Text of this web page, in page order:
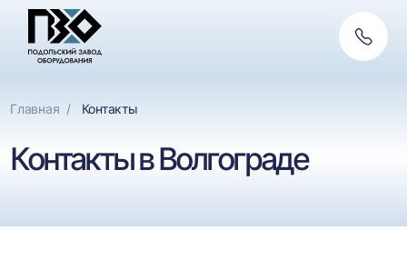
связь
Главная Контакты
Контакты в Волгограде